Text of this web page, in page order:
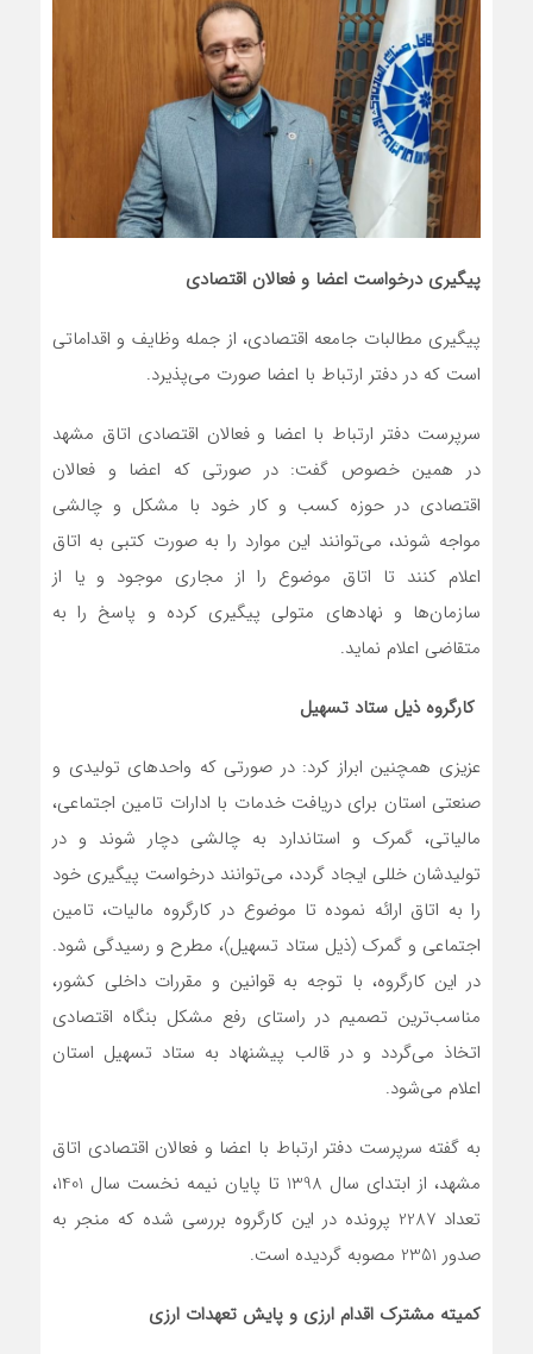
پیگیری درخواست اعضا و فعالان اقتصادی
پیگیری مطالبات جامعه اقتصادی، از جمله وظایف و اقداماتی
است که در دفتر ارتباط با اعضا صورت می‌پذیرد.
سرپرست دفتر ارتباط با اعضا و فعالان اقتصادی اتاق مشهد
در همین خصوص گفت: در صورتی که اعضا و فعالان
اقتصادی در حوزه کسب و کار خود با مشکل و چالشی
مواجه شوند، می‌توانند این موارد را به صورت کتبی به اتاق
اعلام کنند تا اتاق موضوع را از مجاری موجود و یا از
سازمان‌ها و نهادهای متولی پیگیری کرده و پاسخ را به
متقاضی اعلام نماید.
کارگروه ذیل ستاد تسهیل
عزیزی همچنین ابراز کرد: در صورتی که واحدهای تولیدی و
صنعتی استان برای دریافت خدمات با ادارات تامین اجتماعی،
مالیاتی، گمرک و استاندارد به چالشی دچار شوند و در
تولیدشان خللی ایجاد گردد، می‌توانند درخواست پیگیری خود
را به اتاق ارائه نموده تا موضوع در کارگروه مالیات، تامین
اجتماعی و گمرک (ذیل ستاد تسهیل)، مطرح و رسیدگی شود.
در این کارگروه، با توجه به قوانین و مقررات داخلی کشور،
مناسب‌ترین تصمیم در راستای رفع مشکل بنگاه اقتصادی
اتخاذ می‌گردد و در قالب پیشنهاد به ستاد تسهیل استان
اعلام می‌شود.
به گفته سرپرست دفتر ارتباط با اعضا و فعالان اقتصادی اتاق
مشهد، از ابتدای سال 1398 تا پایان نیمه نخست سال 1401،
تعداد 2287 پرونده در این کارگروه بررسی شده که منجر به
صدور 2351 مصوبه گردیده است.
کمیته مشترک اقدام ارزی و پایش تعهدات ارزی